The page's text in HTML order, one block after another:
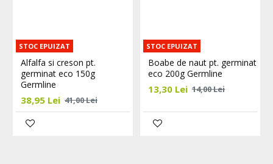
STOC EPUIZAT
Alfalfa si creson pt.
germinat eco 150g
Germline
38,95 Lei 41,00 Lei
STOC EPUIZAT
Boabe de naut pt. germinat
eco 200g Germline
13,30 Lei 14,00 Lei